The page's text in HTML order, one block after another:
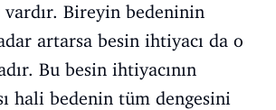
vardır. Bireyin bedeninin
artarsa besin ihtiyacı da o
Bu besin ihtiyacının
hali bedenin tüm dengesini